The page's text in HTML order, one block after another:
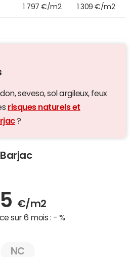
1 797 €/m2 1 309 €/m2
seveso, sol argileux, feux
risques naturels et
?
€/m2
sur 6 mois : - %
NC